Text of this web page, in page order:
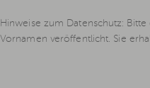
Hinweise zum Datenschutz:
Vornamen veröffentlicht. Sie